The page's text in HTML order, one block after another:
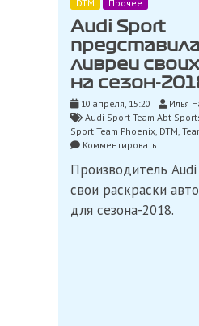
DTM Прочее
Audi Sport
ливреи
на сезон-
10 апреля, 15:20
Илья
Audi Sport Team Abt
Sport Team Phoenix DTM
Комментироватьon
Sport
все
ливреи
Производитель Audi
свои раскраски
для сезона-2018.